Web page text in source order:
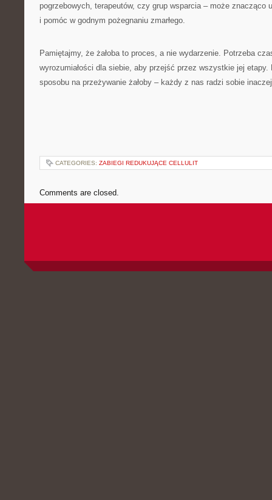
pogrzebowych, terapeutów, czy grup wsparcia – może znacząco
i pomóc w godnym pożegnaniu zmarłego.
Pamiętajmy, że żałoba to proces, a nie wydarzenie. Potrzeba
wyrozumiałości dla siebie, aby przejść przez wszystkie jej etapy.
sposobu na przeżywanie żałoby – każdy z nas radzi sobie
CATEGORIES: ZABIEGI REDUKUJĄCE CELLULIT
Comments are closed.